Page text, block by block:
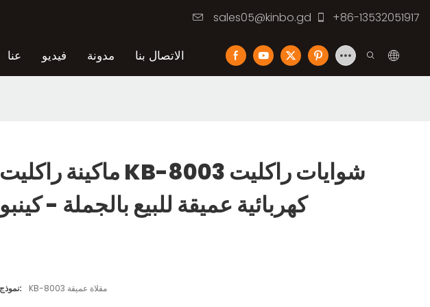
sales05@kinbo.gd +86-13532051917
عنا فيديو مدونة الاتصال بنا
ماكينة راكليت KB-8003 شوايات راكليت
كهربائية عميقة للبيع بالجملة - كينبو
نموذج: KB-8003 مقلاة عميقة